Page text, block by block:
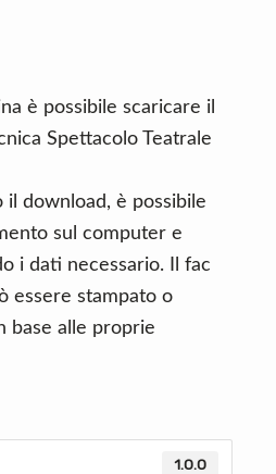
è possibile scaricare il
Spettacolo Teatrale
download, è possibile
sul computer e
i dati necessario. Il fac
essere stampato o
base alle proprie
1.0.0